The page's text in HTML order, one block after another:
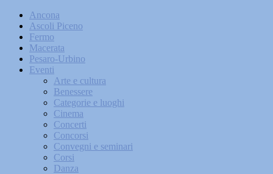
Ancona
Ascoli Piceno
Fermo
Macerata
Pesaro-Urbino
Eventi
Arte e cultura
Benessere
Categorie e luoghi
Cinema
Concerti
Concorsi
Convegni e seminari
Corsi
Danza